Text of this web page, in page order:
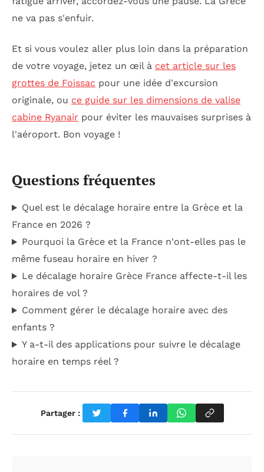
ne va pas s'enfuir.
Et si vous voulez aller plus loin dans la préparation
de votre voyage, jetez un œil à cet article sur les
grottes de Foissac pour une idée d'excursion
originale, ou ce guide sur les dimensions de valise
cabine Ryanair pour éviter les mauvaises surprises à
l'aéroport. Bon voyage !
Questions fréquentes
Quel est le décalage horaire entre la Grèce et la
France en 2026 ?
Pourquoi la Grèce et la France n'ont-elles pas le
même fuseau horaire en hiver ?
Le décalage horaire Grèce France affecte-t-il les
horaires de vol ?
Comment gérer le décalage horaire avec des
enfants ?
Y a-t-il des applications pour suivre le décalage
horaire en temps réel ?
Partager :